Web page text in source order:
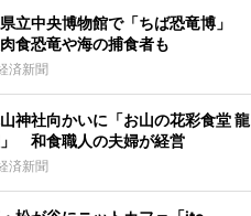
立中央博物館で「ちば恐竜博」
食恐竜や海の捕食者も
済新聞
神社向かいに「お山の花彩食堂 龍
和食職人の夫婦が経営
済新聞